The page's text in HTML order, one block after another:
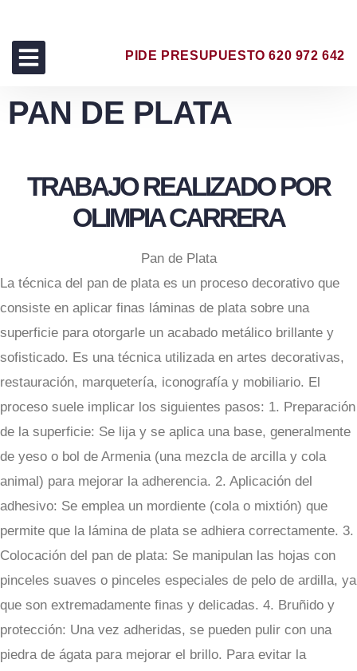
PIDE PRESUPUESTO 620 972 642
PAN DE PLATA
TRABAJO REALIZADO POR
OLIMPIA CARRERA
Pan de Plata
La técnica del pan de plata es un proceso decorativo que
consiste en aplicar finas láminas de plata sobre una
superficie para otorgarle un acabado metálico brillante y
sofisticado. Es una técnica utilizada en artes decorativas,
restauración, marquetería, iconografía y mobiliario. El
proceso suele implicar los siguientes pasos: 1. Preparación
de la superficie: Se lija y se aplica una base, generalmente
de yeso o bol de Armenia (una mezcla de arcilla y cola
animal) para mejorar la adherencia. 2. Aplicación del
adhesivo: Se emplea un mordiente (cola o mixtión) que
permite que la lámina de plata se adhiera correctamente. 3.
Colocación del pan de plata: Se manipulan las hojas con
pinceles suaves o pinceles especiales de pelo de ardilla, ya
que son extremadamente finas y delicadas. 4. Bruñido y
protección: Una vez adheridas, se pueden pulir con una
piedra de ágata para mejorar el brillo. Para evitar la